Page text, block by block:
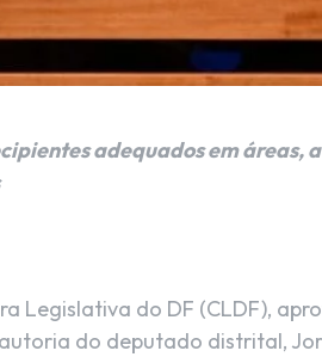
adequados em áreas,
Legislativa do DF (CLDF),
do deputado distrital,